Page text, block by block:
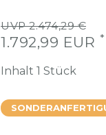
UVP 2.474,29 €
1.792,99 EUR *
Inhalt 1 Stück